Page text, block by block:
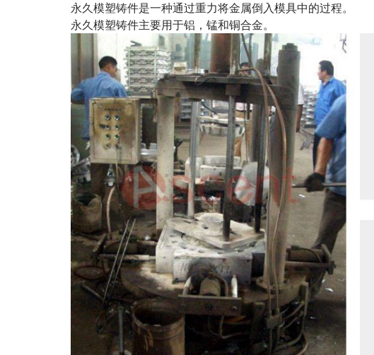
永久模塑铸件是一种通过重力将金属倒入模具中的过程。
永久模塑铸件主要用于铝，锰和铜合金。